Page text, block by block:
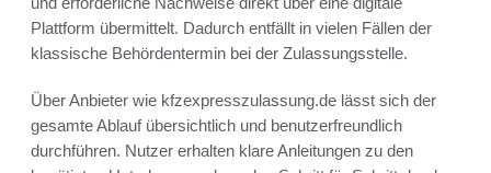
Plattform übermittelt. Dadurch entfällt in vielen Fällen der
klassische Behördentermin bei der Zulassungsstelle.
Über Anbieter wie kfzexpresszulassung.de lässt sich der
gesamte Ablauf übersichtlich und benutzerfreundlich
durchführen. Nutzer erhalten klare Anleitungen zu den